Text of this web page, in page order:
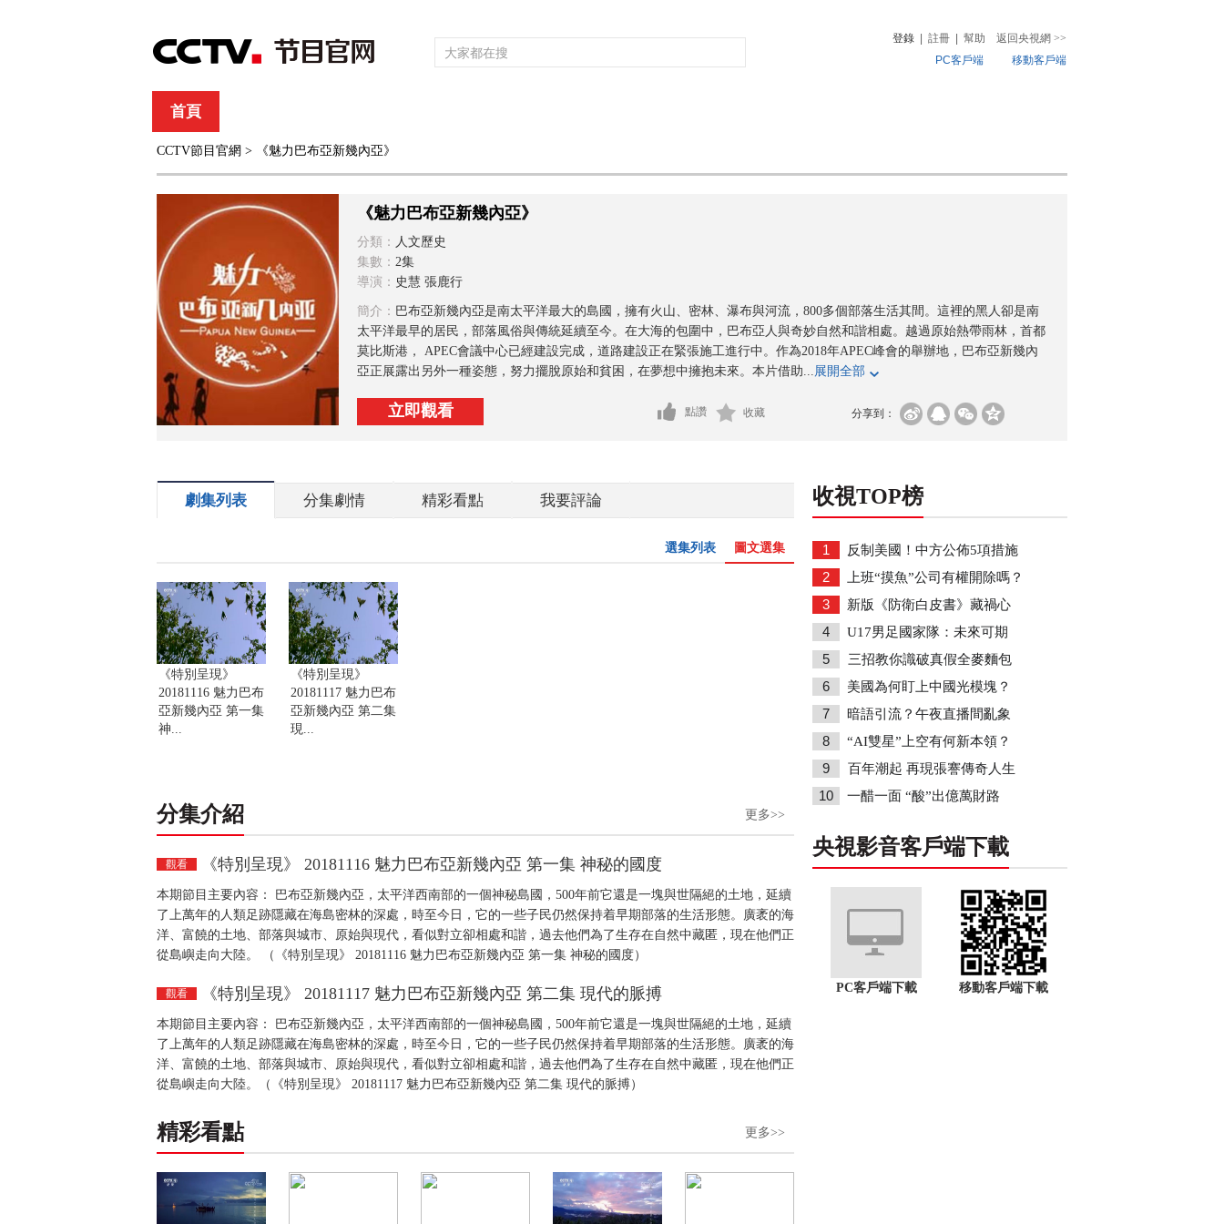
登錄 註冊 幫助 返回央視網 >>
PC客戶端
移動客戶端
首頁
綜合 新聞 財經 綜藝 中文國際
CCTV節目官網 > 《魅力巴布亞新幾內亞》
《魅力巴布亞新幾內亞》
分類： 人文歷史
集數： 2集
導演： 史慧 張鹿行
簡介： 巴布亞新幾內亞是南太平洋最大的島國，擁有火山、密林、瀑布與河流，800多個部落生活其間。這裡的黑人卻是南
太平洋最早的居民，部落風俗與傳統延續至今。在大海的包圍中，巴布亞人與奇妙自然和諧相處。越過原始熱帶雨林，首都
莫比斯港， APEC會議中心已經建設完成，道路建設正在緊張施工進行中。作為2018年APEC峰會的舉辦地，巴布亞新幾內
亞正展露出另外一種姿態，努力擺脫原始和貧困，在夢想中擁抱未來。本片借助...展開全部
立即觀看 分享到：
點讚 收藏
劇集列表 分集劇情 精彩看點 我要評論
圖文選集
選集列表
《特別呈現》
20181116 魅力巴布
亞新幾內亞 第一集
神...
《特別呈現》
20181117 魅力巴布
亞新幾內亞 第二集
現...
分集介紹 更多>>
觀看 《特別呈現》 20181116 魅力巴布亞新幾內亞 第一集 神秘的國度
本期節目主要內容： 巴布亞新幾內亞，太平洋西南部的一個神秘島國，500年前它還是一塊與世隔絕的土地，延續
了上萬年的人類足跡隱藏在海島密林的深處，時至今日，它的一些子民仍然保持着早期部落的生活形態。廣袤的海
洋、富饒的土地、部落與城市、原始與現代，看似對立卻相處和諧，過去他們為了生存在自然中藏匿，現在他們正
從島嶼走向大陸。 （《特別呈現》 20181116 魅力巴布亞新幾內亞 第一集 神秘的國度）
觀看 《特別呈現》 20181117 魅力巴布亞新幾內亞 第二集 現代的脈搏
本期節目主要內容： 巴布亞新幾內亞，太平洋西南部的一個神秘島國，500年前它還是一塊與世隔絕的土地，延續
了上萬年的人類足跡隱藏在海島密林的深處，時至今日，它的一些子民仍然保持着早期部落的生活形態。廣袤的海
洋、富饒的土地、部落與城市、原始與現代，看似對立卻相處和諧，過去他們為了生存在自然中藏匿，現在他們正
從島嶼走向大陸。（《特別呈現》 20181117 魅力巴布亞新幾內亞 第二集 現代的脈搏）
精彩看點 更多>>
收視TOP榜
1 反制美國！中方公佈5項措施
2 上班“摸魚”公司有權開除嗎？
3 新版《防衛白皮書》藏禍心
4 U17男足國家隊：未來可期
5 三招教你識破真假全麥麵包
6 美國為何盯上中國光模塊？
7 暗語引流？午夜直播間亂象
8 “AI雙星”上空有何新本領？
9 百年潮起 再現張謇傳奇人生
10 一醋一面 “酸”出億萬財路
央視影音客戶端下載
PC客戶端下載 移動客戶端下載